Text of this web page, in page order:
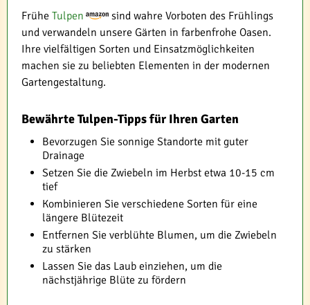
Frühe Tulpen
sind wahre Vorboten des Frühlings
und verwandeln unsere Gärten in farbenfrohe Oasen.
Ihre vielfältigen Sorten und Einsatzmöglichkeiten
machen sie zu beliebten Elementen in der modernen
Gartengestaltung.
Bewährte Tulpen-Tipps für Ihren Garten
Bevorzugen Sie sonnige Standorte mit guter
Drainage
Setzen Sie die Zwiebeln im Herbst etwa 10-15 cm
tief
Kombinieren Sie verschiedene Sorten für eine
längere Blütezeit
Entfernen Sie verblühte Blumen, um die Zwiebeln
zu stärken
Lassen Sie das Laub einziehen, um die
nächstjährige Blüte zu fördern